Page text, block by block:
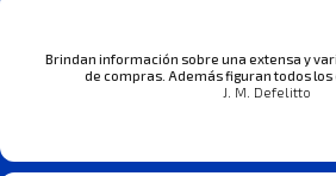
Brindan información sobre una extensa y
de compras. Además figuran todos los
J. M. Defelitto